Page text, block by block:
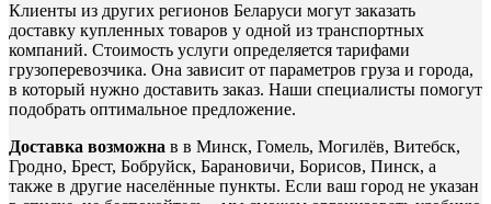
Клиенты из других регионов Беларуси могут заказать
доставку купленных товаров у одной из транспортных
компаний. Стоимость услуги определяется тарифами
грузоперевозчика. Она зависит от параметров груза и города,
в который нужно доставить заказ. Наши специалисты помогут
подобрать оптимальное предложение.
Доставка возможна в в Минск, Гомель, Могилёв, Витебск,
Гродно, Брест, Бобруйск, Барановичи, Борисов, Пинск, а
также в другие населённые пункты. Если ваш город не указан